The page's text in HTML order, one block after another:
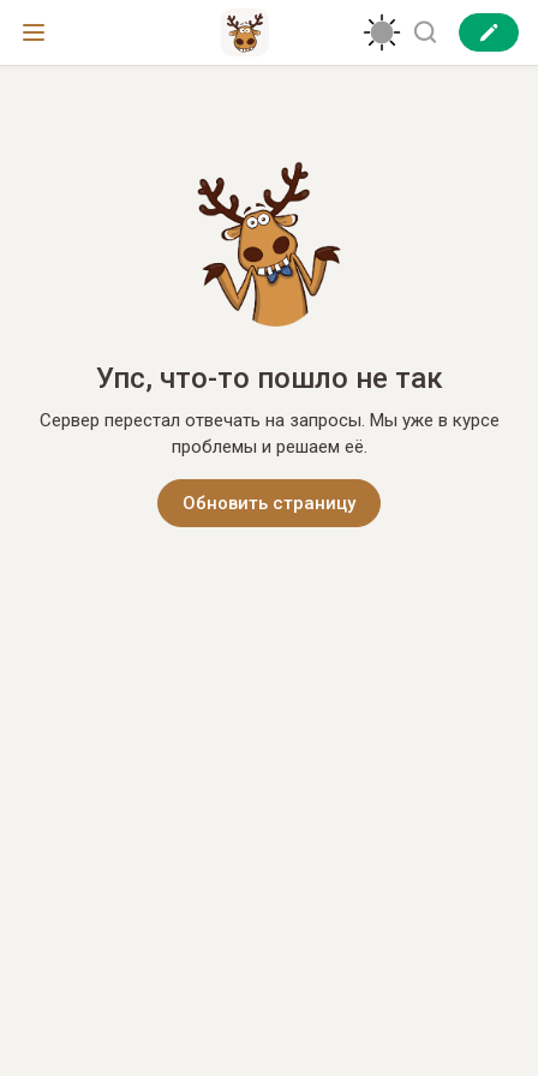
Упс, что-то пошло не так
Сервер перестал отвечать на запросы. Мы уже в курсе
проблемы и решаем её.
Обновить страницу